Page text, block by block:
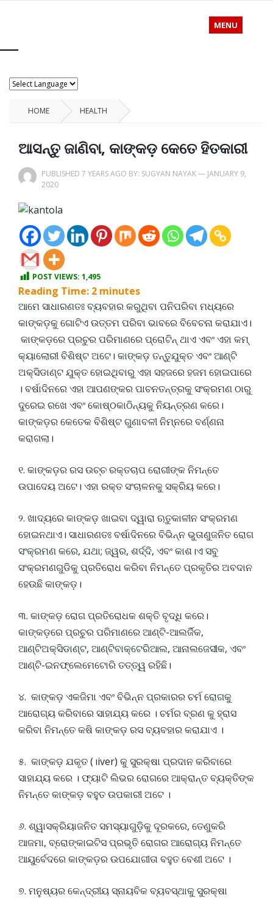
MENU
HOME HEALTH
ଆସନ୍ତୁ ଜାଣିବା, କାଙ୍କଡ଼ କେତେ ହିତକାରୀ
PUBLISHED 7 YEARS AGO BY: SUGYAN NAYAK— JANUARY 9,
2020
POST VIEWS: 1,495
Reading Time: 2 minutes
ଆମେ ସାଧାରଣତଃ ବ୍ୟବହାର କରୁଥିବା ପନିପରିବା ମଧ୍ୟରେ
କାଙ୍କଡ଼କୁ ଗୋଟିଏ ଉତ୍ତମ ପରିବା ଭାବରେ ବିବେଚନା କରାଯାଏ।
କାଙ୍କଡ଼ରେ ପ୍ରଚୁର ପରିମାଣରେ ପ୍ରୋଟିନ୍‌ ଥାଏ ଏବଂ ଏହା କମ୍‌
କ୍ୟାଲୋରୀ ବିଶିଷ୍ଟ ଅଟେ। କାଙ୍କଡ଼ ତନ୍ତୁଯୁକ୍ତ ଏବଂ ଆଣ୍ଟି
ଅକ୍ସିଡାଣ୍ଟ ଯୁକ୍ତ ହୋଇଥିବାରୁ ଏହା ସହଜରେ ହଜମ ହୋଇପାରେ
। ବର୍ଷାଦିନରେ ଏହା ଆପଣଙ୍କର ପାଚନତନ୍ତ୍ରକୁ ସଂକ୍ରମଣ ଠାରୁ
ଦୁରେଇ ରଖେ ଏବଂ କୋଷ୍ଠକାଠିନ୍ୟକୁ ନିୟନ୍ତ୍ରଣ କରେ।
କାଙ୍କଡ଼ର କେତେକ ବିଶିଷ୍ଟ ଗୁଣାବଳୀ ନିମ୍ନରେ ବର୍ଣ୍ଣନା
କରାଗଲା।
୧. କାଙ୍କଡ଼ର ରସ ଉଚ୍ଚ ରକ୍ତଚାପ ରୋଗୀଙ୍କ ନିମନ୍ତେ
ଉପାଦେୟ ଅଟେ। ଏହା ରକ୍ତ ସଂଚାଳନକୁ ସକ୍ରିୟ କରେ।
୨. ଖାଦ୍ୟରେ କାଙ୍କଡ଼ ଖାଇବା ଦ୍ୱାରା ଋତୁକାଳୀନ ସଂକ୍ରମଣ
ହୋଇନଥାଏ। ସାଧାରଣତଃ ବର୍ଷାଦିନରେ ବିଭିନ୍ନ ଭୁତାଣୁଜନିତ ରୋଗ
ସଂକ୍ରମଣ କରେ, ଯଥା; ଜ୍ୱର, ଶର୍ଦ୍ଦି, ଏବଂ କାଶ।ଏ ସବୁ
ସଂକ୍ରମଣଗୁଡିକୁ ପ୍ରତିରୋଧ କରିବା ନିମନ୍ତେ ପ୍ରକୃତିର ଅବଦାନ
ହେଉଛି କାଙ୍କଡ଼।
୩. କାଙ୍କଡ଼ ରୋଗ ପ୍ରତିରୋଧକ ଶକ୍ତି ବୃଦ୍ଧି କରେ।
କାଙ୍କଡ଼ରେ ପ୍ରଚୁର ପରିମାଣରେ ଆଣ୍ଟି-ଆଲର୍ଜିକ,
ଆଣ୍ଟିଅକ୍ସିଡାଣ୍ଟ, ଆଣ୍ଟିବାକ୍ଟେରିଆଲ, ଆନାଲଜେସୀକ, ଏବଂ
ଆଣ୍ଟି-ଇନଫ୍ଲେମେଟୋରି ତତ୍ତ୍ୱ ରହିଛି।
୪. କାଙ୍କଡ଼ ଏକଜିମା ଏବଂ ବିଭିନ୍ନ ପ୍ରକାରର ଚର୍ମ ରୋଗକୁ
ଆରୋଗ୍ୟ କରିବାରେ ସାହାଯ୍ୟ କରେ । ଚର୍ମର ବ୍ରଣ କୁ ହ୍ରାସ
କରିବା ନିମନ୍ତେ କଷି କାଙ୍କଡ଼ ରସ ବ୍ୟବହାର କରାଯାଏ ।
୫. କାଙ୍କଡ଼ ଯକୃତ (।iver) କୁ ସୁରକ୍ଷା ପ୍ରଦାନ କରିବାରେ
ସାହାଯ୍ୟ କରେ । ଫ୍ୟାଟି ଲିଭର ରୋଗରେ ଆକ୍ରାନ୍ତ ବ୍ୟକ୍ତିଙ୍କ
ନିମନ୍ତେ କାଙ୍କଡ଼ ବହୁତ ଉପକାରୀ ଅଟେ ।
୬. ଶ୍ୱାସକ୍ରିୟାଜନିତ ସମସ୍ୟାଗୁଡ଼ିକୁ ଦୂରକରେ, ତେଣୁକରି
ଆଜମା, ବ୍ରୋଙ୍କାଇଟିସ ପ୍ରଭୃତି ରୋଗର ଆରୋଗ୍ୟ ନିମନ୍ତେ
ଆୟୁର୍ବେଦରେ କାଙ୍କଡ଼ର ଉପଯୋଗୀତା ବହୁତ ବେଶୀ ଅଟେ ।
୭. ମନୁଷ୍ୟର କେନ୍ଦ୍ରୀୟ ସ୍ନାୟବିକ ବ୍ୟବସ୍ଥାକୁ ସୁରକ୍ଷା